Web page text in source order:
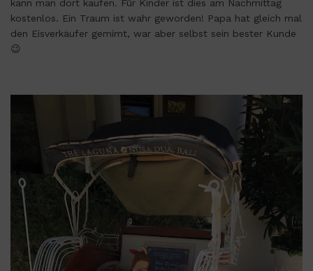
kann man dort kaufen. Für Kinder ist dies am Nachmittag
kostenlos. Ein Traum ist wahr geworden! Papa hat gleich mal
den Eisverkäufer gemimt, war aber selbst sein bester Kunde
😉